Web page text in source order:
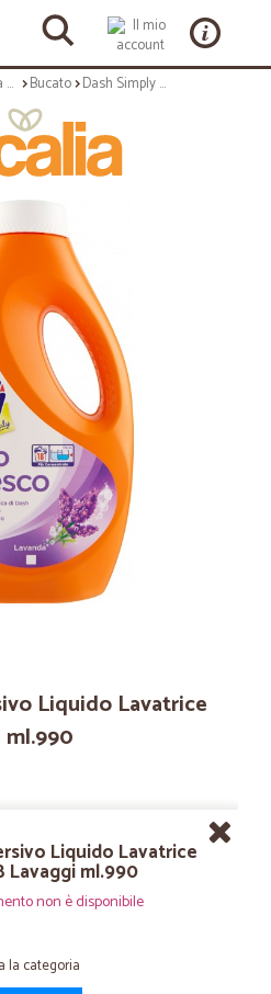
Pulizia della casa Bucato Dash Simply Detersivo Liquido Lavatrice Lavanda 18 Lavaggi ml.990
Liquido Lavatrice
ml.990
Liquido Lavatrice
Lavaggi ml.990
non è disponibile
la categoria